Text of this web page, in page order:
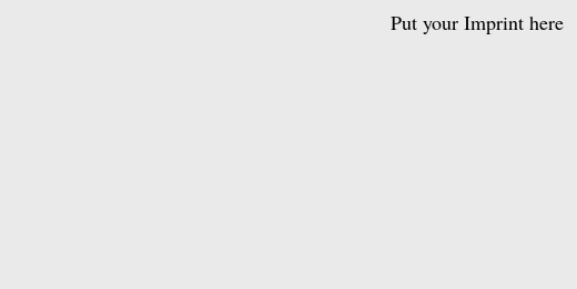
Put your Imprint here